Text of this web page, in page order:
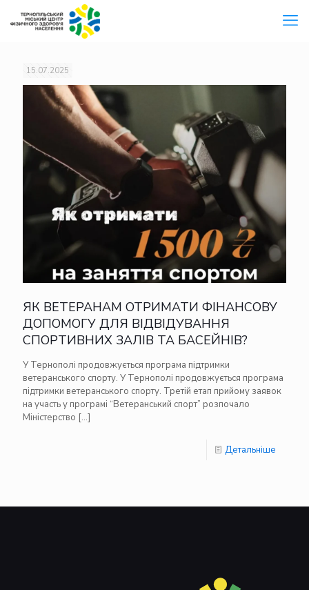
15.07.2025
ЯК ВЕТЕРАНАМ ОТРИМАТИ ФІНАНСОВУ
ДОПОМОГУ ДЛЯ ВІДВІДУВАННЯ
СПОРТИВНИХ ЗАЛІВ ТА БАСЕЙНІВ?
У Тернополі продовжується програма підтримки
ветеранського спорту. У Тернополі продовжується програма
підтримки ветеранського спорту. Третій етап прийому заявок
на участь у програмі “Ветеранський спорт” розпочало
Міністерство […]
Детальніше